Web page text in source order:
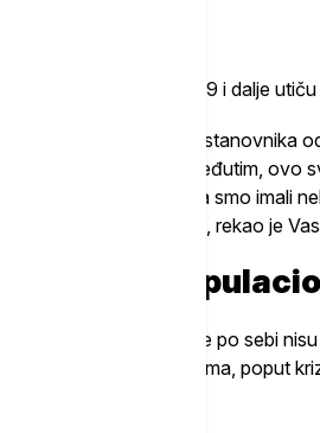
pandemije kovida-19 i dalje
da kako se ukupan broj stanovnika
broj umrlih lica. Međutim,
je nastupila 2020. kada smo imali
usledio jedan pad", rekao je
izazovi i
finansijske mere same po sebi
u strukturnim preprekama, poput